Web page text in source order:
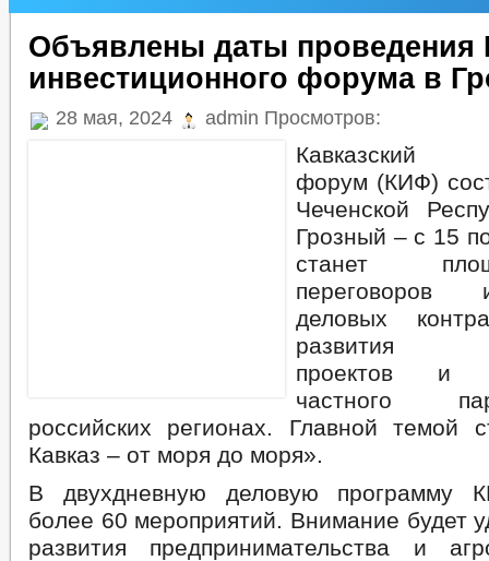
Объявлены даты проведения
инвестиционного форума в
28 мая, 2024 admin Просмотров:
Кавказский
форум (КИФ)
Чеченской
Грозный – с 15
станет
переговоров
деловых
развития
проектов и
частного
российских регионах. Главной темой
Кавказ – от моря до моря».
В двухдневную деловую программу
более 60 мероприятий. Внимание будет
развития предпринимательства и